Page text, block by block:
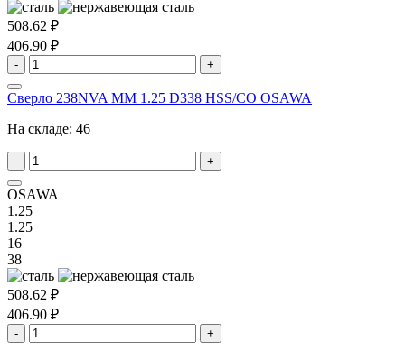
508.62 ₽
406.90 ₽
- +
Сверло 238NVA MM 1.25 D338 HSS/CO OSAWA
На складе: 46
- +
OSAWA
1.25
1.25
16
38
508.62 ₽
406.90 ₽
- +